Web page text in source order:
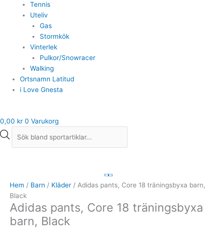
Tennis
Uteliv
Gas
Stormkök
Vinterlek
Pulkor/Snowracer
Walking
Ortsnamn Latitud
i Love Gnesta
0,00 kr 0 Varukorg
Hem / Barn / Kläder / Adidas pants, Core 18 träningsbyxa barn,
Black
Adidas pants, Core 18 träningsbyxa
barn, Black
Core
18
träningsbyxa
barn,
Black